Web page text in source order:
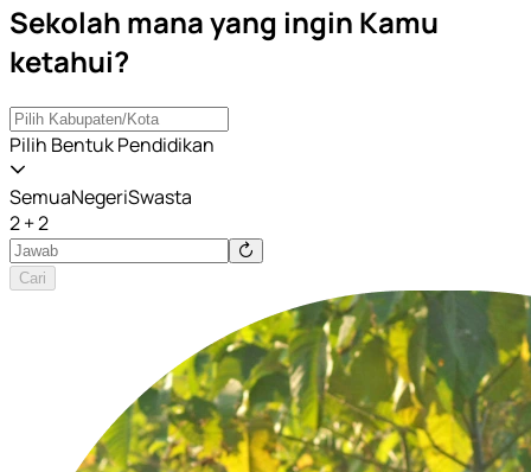
Sekolah mana yang ingin Kamu
ketahui?
Pilih Bentuk Pendidikan
SemuaNegeriSwasta
2 + 2
Cari